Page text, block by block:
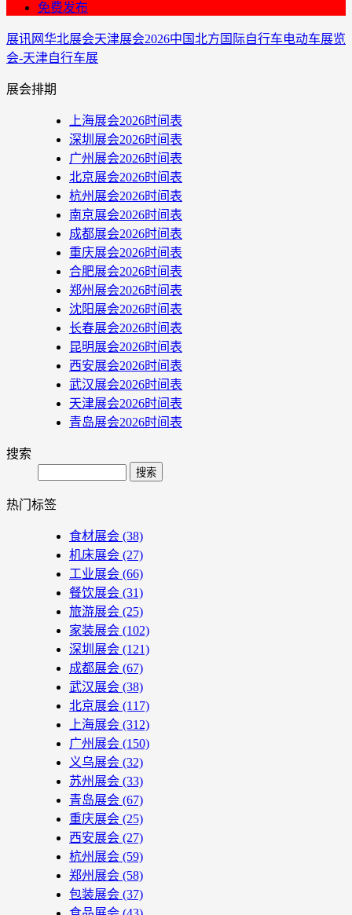
免费发布
展讯网华北展会天津展会​2026中国北方国际自行车电动车展览
会-天津自行车展
展会排期
上海展会2026时间表
深圳展会2026时间表
广州展会2026时间表
北京展会2026时间表
杭州展会2026时间表
南京展会2026时间表
成都展会2026时间表
重庆展会2026时间表
合肥展会2026时间表
郑州展会2026时间表
沈阳展会2026时间表
长春展会2026时间表
昆明展会2026时间表
西安展会2026时间表
武汉展会2026时间表
天津展会2026时间表
青岛展会2026时间表
搜索
Search
热门标签
食材展会 (38)
机床展会 (27)
工业展会 (66)
餐饮展会 (31)
旅游展会 (25)
家装展会 (102)
深圳展会 (121)
成都展会 (67)
武汉展会 (38)
北京展会 (117)
上海展会 (312)
广州展会 (150)
义乌展会 (32)
苏州展会 (33)
青岛展会 (67)
重庆展会 (25)
西安展会 (27)
杭州展会 (59)
郑州展会 (58)
包装展会 (37)